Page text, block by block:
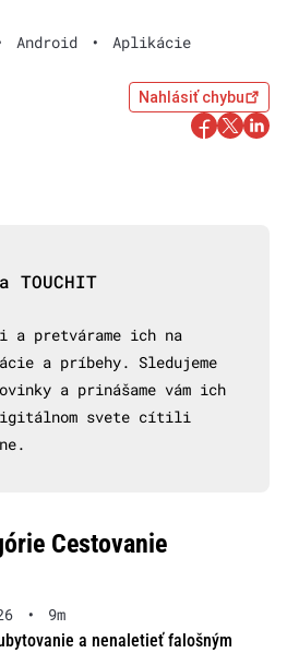
Android • Aplikácie
Nahlásiť chybu
TOUCHIT
a pretvárame ich na
a príbehy. Sledujeme
a prinášame vám ich
svete cítili
Cestovanie
•
9m
a nenaletieť falošným